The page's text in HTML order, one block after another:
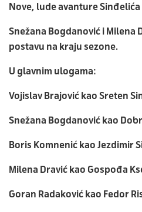
Nove, lude avanture
Snežana Bogdanović i Milena
postavu na kraju sezone.
U glavnim ulogama:
Vojislav Brajović kao Sreten
Snežana Bogdanović kao
Boris Komnenić kao Jezdimir
Milena Dravić kao Gospođa
Goran Radaković kao Fedor